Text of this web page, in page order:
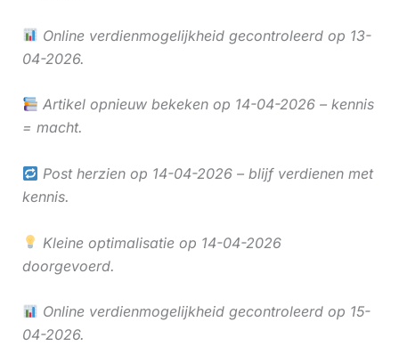
Online verdienmogelijkheid gecontroleerd op 13-
04-2026.
Artikel opnieuw bekeken op 14-04-2026 – kennis
= macht.
Post herzien op 14-04-2026 – blijf verdienen met
kennis.
Kleine optimalisatie op 14-04-2026
doorgevoerd.
Online verdienmogelijkheid gecontroleerd op 15-
04-2026.